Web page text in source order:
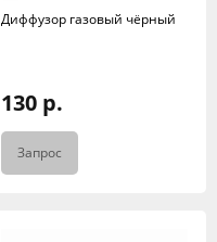
Диффузор газовый чёрный
130 р.
Запрос